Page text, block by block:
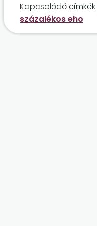
Kapcsolódó címkék:
százalékos eho